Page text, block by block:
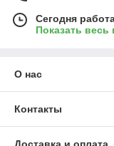
Сегодня
Показать
О нас
Контакты